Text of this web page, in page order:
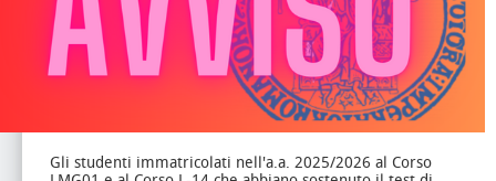
Gli studenti immatricolati nell'a.a. 2025/2026 al Corso